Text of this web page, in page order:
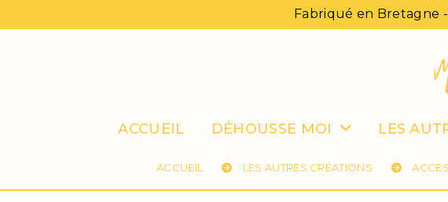
Fabriqué en Bretagne
ACCUEIL DÉHOUSSE MOI LES
ACCUEIL LES AUTRES CRÉATIONS